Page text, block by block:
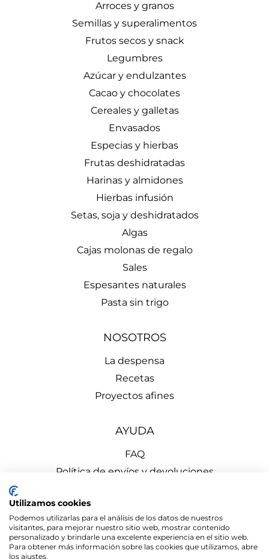
Arroces y granos
Semillas y superalimentos
Frutos secos y snack
Legumbres
Azúcar y endulzantes
Cacao y chocolates
Cereales y galletas
Envasados
Especias y hierbas
Frutas deshidratadas
Harinas y almidones
Hierbas infusión
Setas, soja y deshidratados
Algas
Cajas molonas de regalo
Sales
Espesantes naturales
Pasta sin trigo
NOSOTROS
La despensa
Recetas
Proyectos afines
AYUDA
FAQ
Política de envíos y devoluciones
Política de Privacidad
Política de Cookies
Utilizamos cookies
Podemos utilizarlas para el análisis de los datos de nuestros
visitantes, para mejorar nuestro sitio web, mostrar contenido
personalizado y brindarle una excelente experiencia en el sitio web.
Para obtener más información sobre las cookies que utilizamos, abre
los ajustes.